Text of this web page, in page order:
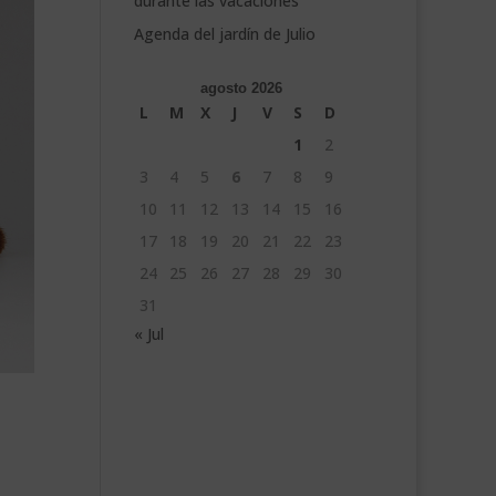
Agenda del jardín de Julio
agosto 2026
L M X J V S
D
1
2
3
4 5 6 7 8
9
10
11 12 13 14 15
16
17
18 19 20 21 22
23
24
25 26 27 28 29
30
31
« Jul